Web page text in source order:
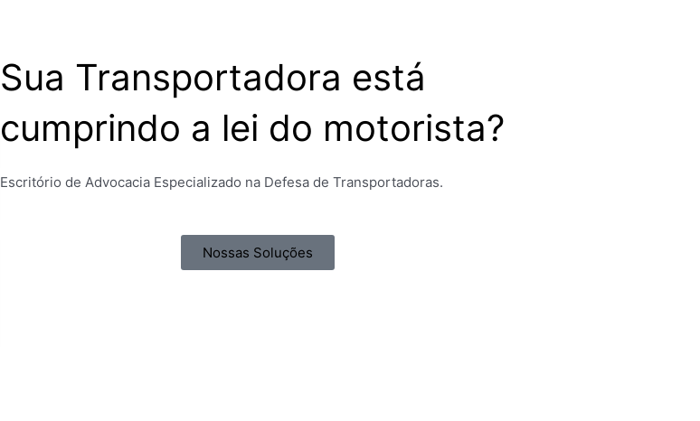
Sua Transportadora está
cumprindo a lei do motorista?
Escritório de Advocacia Especializado na Defesa de Transportadoras.
Nossas Soluções